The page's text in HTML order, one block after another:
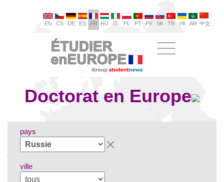
EN CS DE ES FR HU IT PL PT РУ SK TR УК AR 中文
Doctorat en Europe
pays
ville